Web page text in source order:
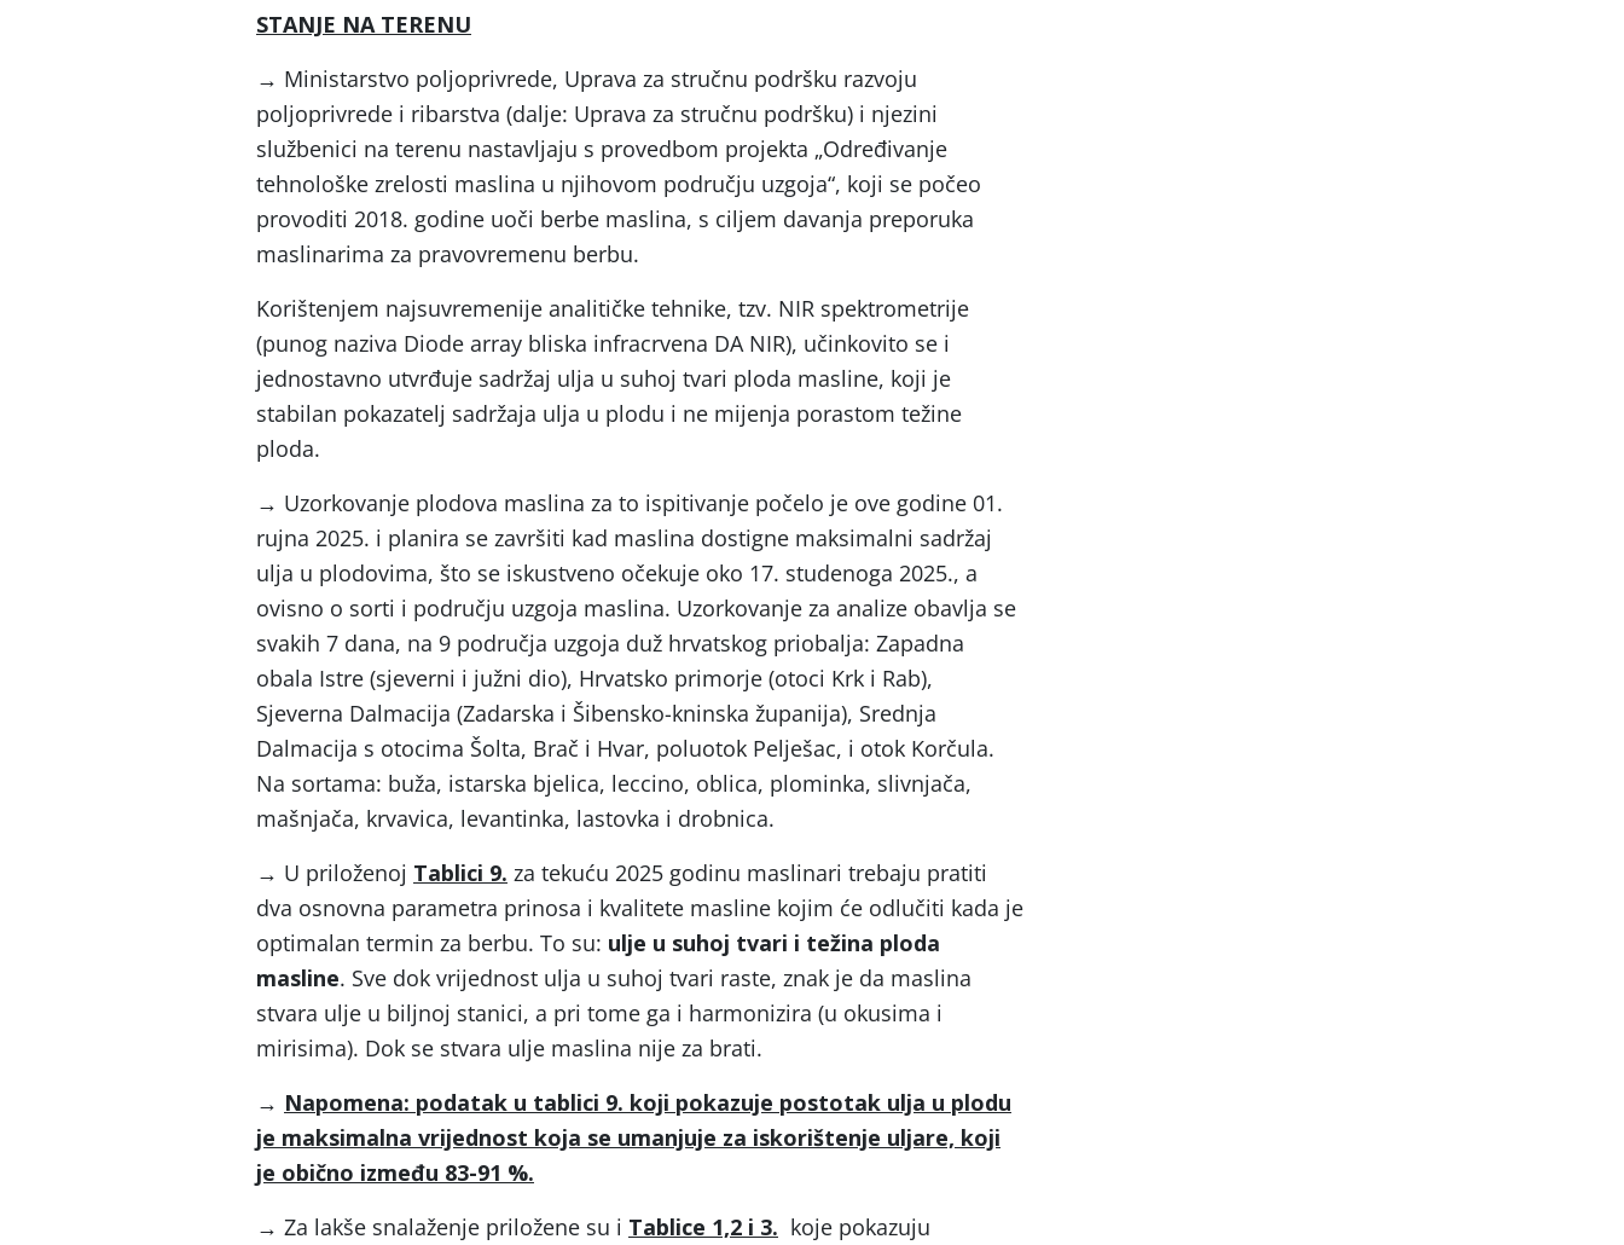
STANJE NA TERENU
→ Ministarstvo poljoprivrede, Uprava za stručnu podršku razvoju
poljoprivrede i ribarstva (dalje: Uprava za stručnu podršku) i njezini
službenici na terenu nastavljaju s provedbom projekta „Određivanje
tehnološke zrelosti maslina u njihovom području uzgoja“, koji se počeo
provoditi 2018. godine uoči berbe maslina, s ciljem davanja preporuka
maslinarima za pravovremenu berbu.
Korištenjem najsuvremenije analitičke tehnike, tzv. NIR spektrometrije
(punog naziva Diode array bliska infracrvena DA NIR), učinkovito se i
jednostavno utvrđuje sadržaj ulja u suhoj tvari ploda masline, koji je
stabilan pokazatelj sadržaja ulja u plodu i ne mijenja porastom težine
ploda.
→ Uzorkovanje plodova maslina za to ispitivanje počelo je ove godine 01.
rujna 2025. i planira se završiti kad maslina dostigne maksimalni sadržaj
ulja u plodovima, što se iskustveno očekuje oko 17. studenoga 2025., a
ovisno o sorti i području uzgoja maslina. Uzorkovanje za analize obavlja se
svakih 7 dana, na 9 područja uzgoja duž hrvatskog priobalja: Zapadna
obala Istre (sjeverni i južni dio), Hrvatsko primorje (otoci Krk i Rab),
Sjeverna Dalmacija (Zadarska i Šibensko-kninska županija), Srednja
Dalmacija s otocima Šolta, Brač i Hvar, poluotok Pelješac, i otok Korčula.
Na sortama: buža, istarska bjelica, leccino, oblica, plominka, slivnjača,
mašnjača, krvavica, levantinka, lastovka i drobnica.
→ U priloženoj Tablici 9. za tekuću 2025 godinu maslinari trebaju pratiti
dva osnovna parametra prinosa i kvalitete masline kojim će odlučiti kada je
optimalan termin za berbu. To su: ulje u suhoj tvari i težina ploda
masline. Sve dok vrijednost ulja u suhoj tvari raste, znak je da maslina
stvara ulje u biljnoj stanici, a pri tome ga i harmonizira (u okusima i
mirisima). Dok se stvara ulje maslina nije za brati.
→ Napomena: podatak u tablici 9. koji pokazuje postotak ulja u plodu
je maksimalna vrijednost koja se umanjuje za iskorištenje uljare, koji
je obično između 83-91 %.
→ Za lakše snalaženje priložene su i Tablice 1,2 i 3. koje pokazuju